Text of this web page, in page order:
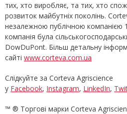
тих, хто виробляє, та тих, хто
розвиток майбутніх поколінь.
незалежною публічною компанією
компанія була
DowDuPont. Більш детальну
сайті www.corteva.com.ua
Слідкуйте за Corteva Agriscience
у Facebook, Instagram, LinkedIn,
™ ® Торгові марки Corteva